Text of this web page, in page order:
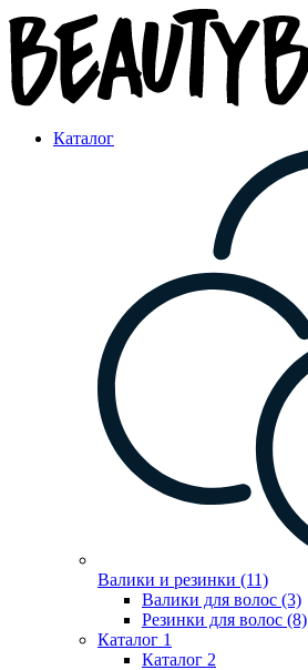
Каталог
Валики и резинки (11)
Валики для волос (3)
Резинки для волос (8)
Каталог 1
Каталог 2